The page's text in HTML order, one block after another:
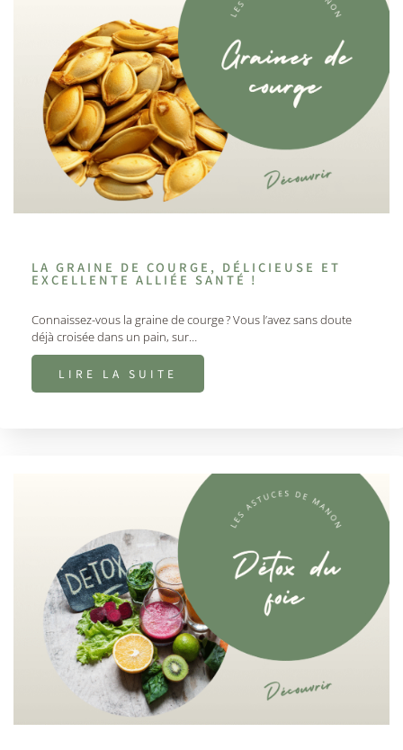
LA GRAINE DE COURGE, DÉLICIEUSE ET
EXCELLENTE ALLIÉE SANTÉ !
Connaissez-vous la graine de courge ? Vous l’avez sans doute
déjà croisée dans un pain, sur…
LIRE LA SUITE